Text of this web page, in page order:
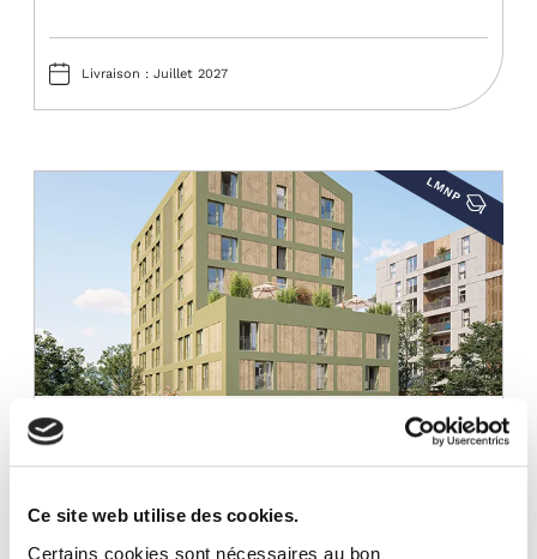
Ce site web utilise des cookies.
Certains cookies sont nécessaires au bon
Livraison : Juillet 2027
LMNP
INVESTIR À
Tours (37200)